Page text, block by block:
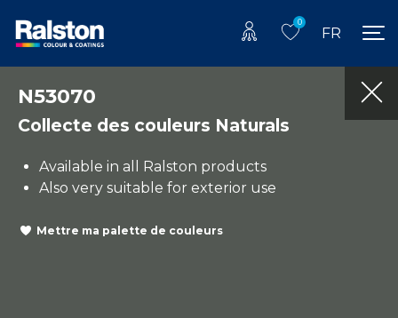
0
FR
N53070
Collecte des couleurs Naturals
Available in all Ralston products
Also very suitable for exterior use
Mettre ma palette de couleurs